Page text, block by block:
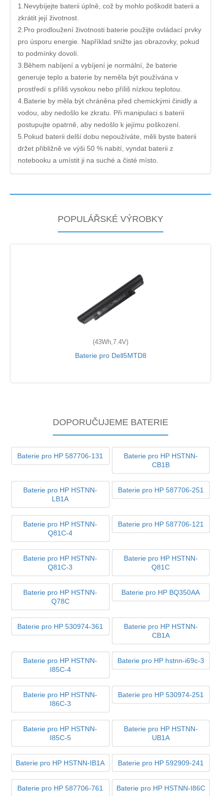
1.Nevybíjejte baterii úplně, což by mohlo poškodit baterii a
zkrátit její životnost.
2.Pro prodloužení životnosti baterie použijte ovládací prvky
pro úsporu energie. Například snižte jas obrazovky, pokud
to podmínky dovolí.
3.Během nabíjení a vybíjení je normální, že baterie
generuje teplo a baterie by neměla být používána v
prostředí s příliš vysokou nebo příliš nízkou teplotou.
4.Baterie by měla být chráněna před chemickými činidly a
vodou, aby nedošlo ke zkratu. Při manipulaci s baterií
postupujte opatrně, aby nedošlo k jejímu poškození.
5.Pokud baterii delší dobu nepoužíváte, měli byste baterii
držet přibližně ve výši 50 % nabití, vyndat baterii z
notebooku a umístit ji na suché a čisté místo.
POPULÁŘSKÉ VÝROBKY
(43Wh,7.4V)
Baterie pro Dell5MTD8
DOPORUČUJEME BATERIE
Baterie pro HP 587706-131
Baterie pro HP HSTNN-
CB1B
Baterie pro HP HSTNN-
LB1A
Baterie pro HP 587706-251
Baterie pro HP HSTNN-
Q81C-4
Baterie pro HP 587706-121
Baterie pro HP HSTNN-
Q81C-3
Baterie pro HP HSTNN-
Q81C
Baterie pro HP HSTNN-
Q78C
Baterie pro HP BQ350AA
Baterie pro HP 530974-361
Baterie pro HP HSTNN-
CB1A
Baterie pro HP HSTNN-
I85C-4
Baterie pro HP hstnn-i69c-3
Baterie pro HP HSTNN-
I86C-3
Baterie pro HP 530974-251
Baterie pro HP HSTNN-
I85C-5
Baterie pro HP HSTNN-
UB1A
Baterie pro HP HSTNN-IB1A Baterie pro HP 592909-241
Baterie pro HP 587706-761 Baterie pro HP HSTNN-I86C